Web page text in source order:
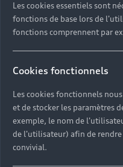
votre entretien chez un
bénéficiez de la
panne, crevaison et
km*.
Des
Les cookies essentiels sont
fonctions de base lors de
fonctions comprennent par
Cookies fonctionnels
Les cookies fonctionnels
et de stocker les paramètres
exemple, le nom de
de l'utilisateur) afin de
convivial.